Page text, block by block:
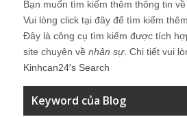
Bạn muốn tìm kiếm thêm thông tin
Vui lòng click tại đây để tìm kiếm
Đây là công cụ tìm kiếm được tích
site chuyên về nhân sự. Chi tiết vui
Kinhcan24′s Search
Keyword của Blog